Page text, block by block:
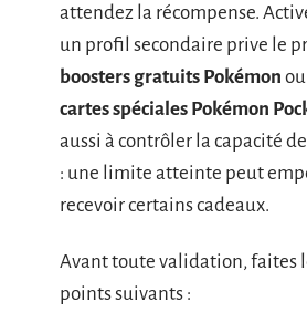
attendez la récompense.
un profil secondaire prive le
boosters gratuits Pokémon
cartes spéciales Pokémon
aussi à contrôler la capacité
: une limite atteinte peut
recevoir certains cadeaux.
Avant toute validation, faites
points suivants :